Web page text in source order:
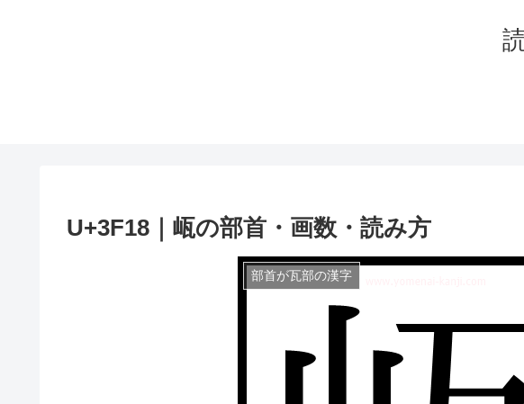
U+3F18｜㼘の部首・画数・読み方
部首が瓦部の漢字